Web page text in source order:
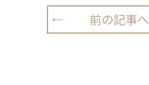
前の記事へ